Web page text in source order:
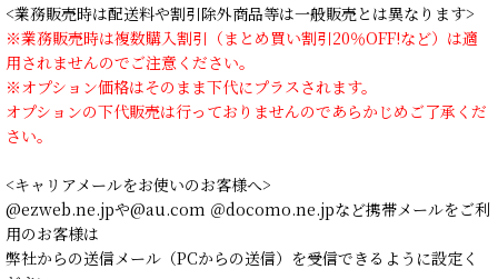
<業務販売時は配送料や割引除外商品等は一般販売とは異なります>
※業務販売時は複数購入割引（まとめ買い割引20％OFF!など）は適
用されませんのでご注意ください。
※オプション価格はそのまま下代にプラスされます。
オプションの下代販売は行っておりませんのであらかじめご了承くだ
さい。
<キャリアメールをお使いのお客様へ>
@ezweb.ne.jpや@au.com ＠docomo.ne.jpなど携帯メールをご利
用のお客様は
弊社からの送信メール（PCからの送信）を受信できるように設定く